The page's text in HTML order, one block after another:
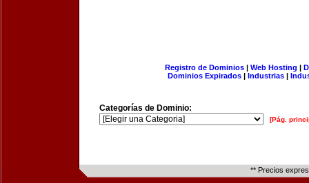
Registro de Dominios| Web Hosting |
Dominios Expirados | Industrias |
Categorías de Dominio:
[Pág.
** Precios